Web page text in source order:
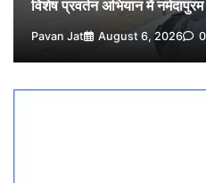
विशेष प्रवर्तन
Pavan Jat
विशेष प्रवर्तन अभियान में
Pavan Jat August 6, 2026 0